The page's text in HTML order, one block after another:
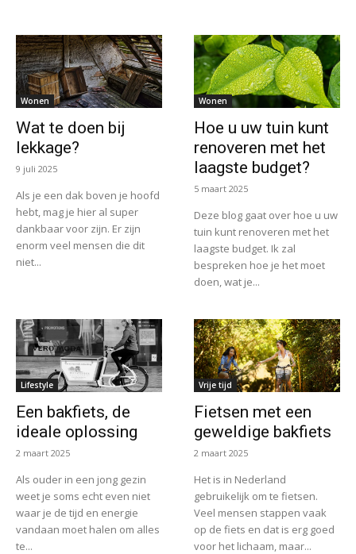
Wonen
Wat te doen bij
lekkage?
9 juli 2025
Als je een dak boven je hoofd
hebt, mag je hier al super
dankbaar voor zijn. Er zijn
enorm veel mensen die dit
niet...
Wonen
Hoe u uw tuin kunt
renoveren met het
laagste budget?
5 maart 2025
Deze blog gaat over hoe u uw
tuin kunt renoveren met het
laagste budget. Ik zal
bespreken hoe je het moet
doen, wat je...
Lifestyle
Een bakfiets, de
ideale oplossing
2 maart 2025
Als ouder in een jong gezin
weet je soms echt even niet
waar je de tijd en energie
vandaan moet halen om alles
te...
Vrije tijd
Fietsen met een
geweldige bakfiets
2 maart 2025
Het is in Nederland
gebruikelijk om te fietsen.
Veel mensen stappen vaak
op de fiets en dat is erg goed
voor het lichaam, maar...